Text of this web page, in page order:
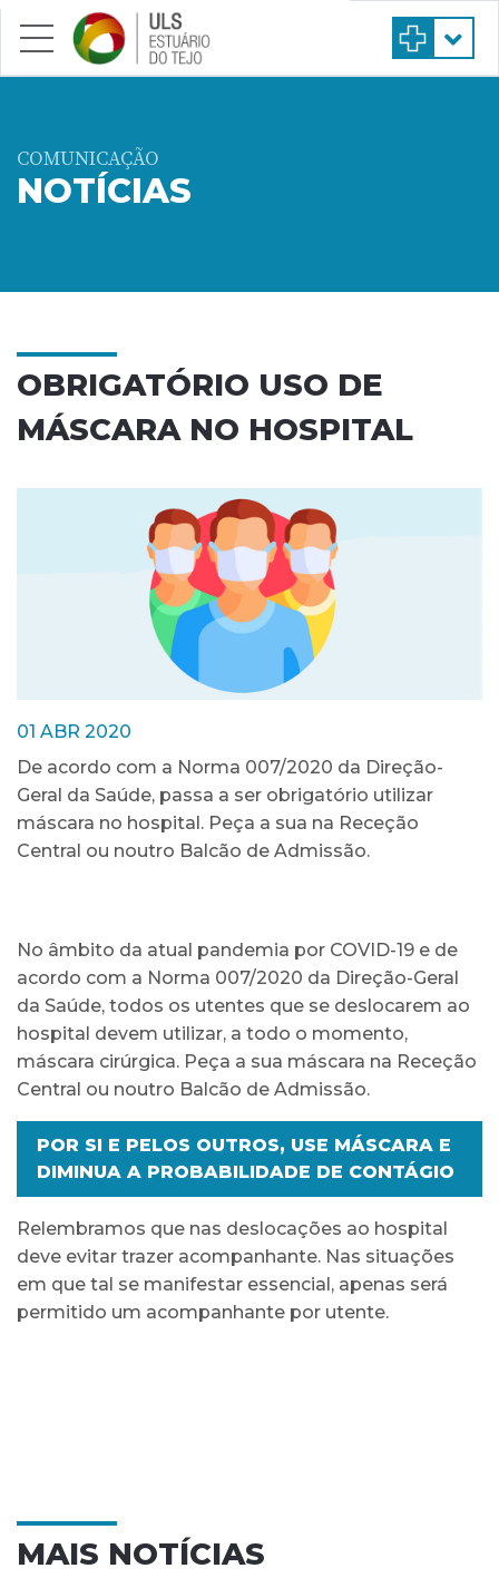
Saltar para conteúdo principal
COMUNICAÇÃO
NOTÍCIAS
OBRIGATÓRIO USO DE
MÁSCARA NO HOSPITAL
01 ABR 2020
De acordo com a Norma 007/2020 da Direção-
Geral da Saúde, passa a ser obrigatório utilizar
máscara no hospital. Peça a sua na Receção
Central ou noutro Balcão de Admissão.
No âmbito da atual pandemia por COVID-19 e de
acordo com a Norma 007/2020 da Direção-Geral
da Saúde, todos os utentes que se deslocarem ao
hospital devem utilizar, a todo o momento,
máscara cirúrgica. Peça a sua máscara na Receção
Central ou noutro Balcão de Admissão.
POR SI E PELOS OUTROS, USE MÁSCARA E
DIMINUA A PROBABILIDADE DE CONTÁGIO
Relembramos que nas deslocações ao hospital
deve evitar trazer acompanhante. Nas situações
em que tal se manifestar essencial, apenas será
permitido um acompanhante por utente.
MAIS NOTÍCIAS